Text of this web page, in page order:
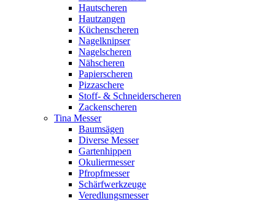
Hautscheren
Hautzangen
Küchenscheren
Nagelknipser
Nagelscheren
Nähscheren
Papierscheren
Pizzaschere
Stoff- & Schneiderscheren
Zackenscheren
Tina Messer
Baumsägen
Diverse Messer
Gartenhippen
Okuliermesser
Pfropfmesser
Schärfwerkzeuge
Veredlungsmesser